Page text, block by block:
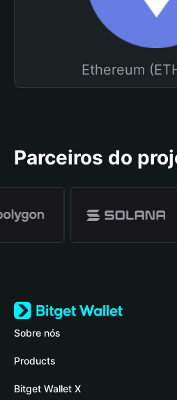
Ethereum
Parceiros do
Sobre nós
Bitget Wallet
Blog
Products
Crypto Card
Bitget Wallet X